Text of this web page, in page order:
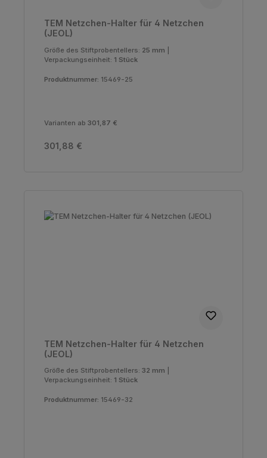
TEM Netzchen-Halter für 4 Netzchen
(JEOL)
Größe des Stiftprobentellers: 25 mm
Verpackungseinheit: 1 Stück
Produktnummer: 15469-25
Varianten ab 301,87 €
Regulärer Preis:
301,88 €
TEM Netzchen-Halter für 4 Netzchen
(JEOL)
Größe des Stiftprobentellers: 32 mm
Verpackungseinheit: 1 Stück
Produktnummer: 15469-32